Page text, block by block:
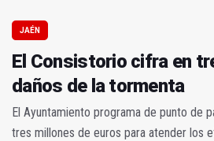
JAÉN
El Consistorio cifra en
daños de la tormenta
El Ayuntamiento programa de punto de
tres millones de euros para atender los